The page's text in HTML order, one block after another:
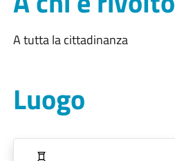
A tutta la cittadinanza
Luogo